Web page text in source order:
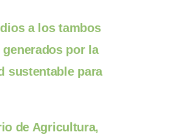
a los tambos
generados por la
sustentable para
de Agricultura,